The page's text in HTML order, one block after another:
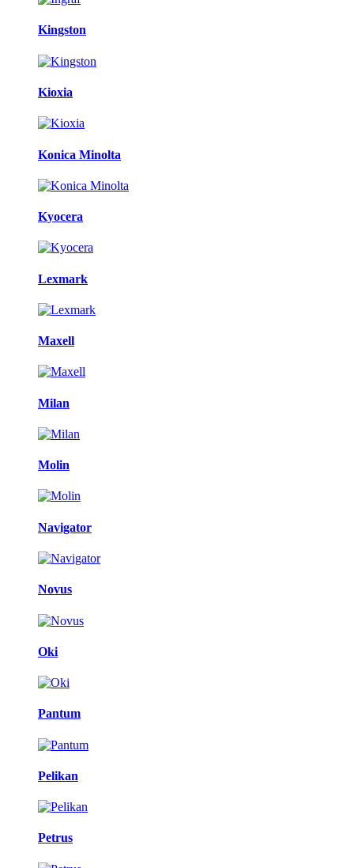
Kingston
Kioxia
Konica Minolta
Kyocera
Lexmark
Maxell
Milan
Molin
Navigator
Novus
Oki
Pantum
Pelikan
Petrus